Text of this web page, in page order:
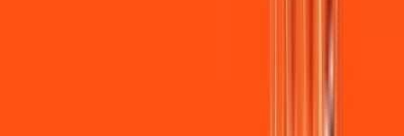
Jogue online com estabilidade, velocidade e sem lag